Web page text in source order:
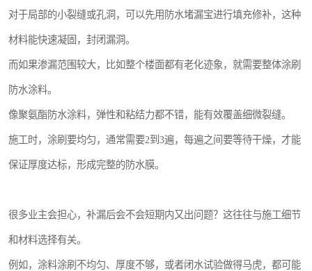
对于局部的小裂缝或孔洞，可以先用防水堵漏宝进行填充修补，这种
材料能快速凝固，封闭漏洞。
而如果渗漏范围较大，比如整个楼面都有老化迹象，就需要整体涂刷
防水涂料。
像聚氨酯防水涂料，弹性和粘结力都不错，能有效覆盖细微裂缝。
施工时，涂刷要均匀，通常需要2到3遍，每遍之间要等待干燥，才能
保证厚度达标，形成完整的防水膜。
很多业主会担心，补漏后会不会短期内又出问题？这往往与施工细节
和材料选择有关。
例如，涂料涂刷不均匀、厚度不够，或者闭水试验做得马虎，都可能